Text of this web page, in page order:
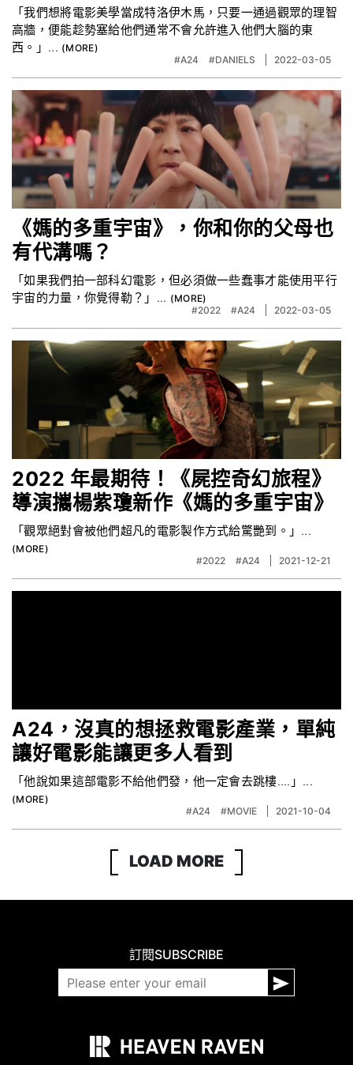
「我們想將電影美學當成特洛伊木馬，只要一通過觀眾的理智
高牆，便能趁勢塞給他們通常不會允許進入他們大腦的東
西。」...
#A24 #DANIELS 2022-03-05
《媽的多重宇宙》，你和你的父母也
有代溝嗎？
「如果我們拍一部科幻電影，但必須做一些蠢事才能使用平行
宇宙的力量，你覺得勒？」...
#2022 #A24 2022-03-05
2022 年最期待！《屍控奇幻旅程》
導演攜楊紫瓊新作《媽的多重宇宙》
「觀眾絕對會被他們超凡的電影製作方式給驚艷到。」...
#2022 #A24 2021-12-21
A24，沒真的想拯救電影產業，單純
讓好電影能讓更多人看到
「他說如果這部電影不給他們發，他一定會去跳樓....」...
#A24 #MOVIE 2021-10-04
LOAD MORE
訂閱SUBSCRIBE